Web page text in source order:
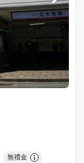
無禮金